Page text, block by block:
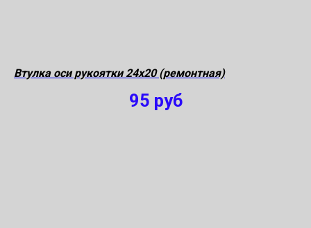
Втулка оси рукоятки 24х20 (ремонтная)
95 руб